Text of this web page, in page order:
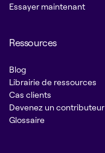
Essayer maintenant
Ressources
Blog
Librairie de ressources
Cas clients
Devenez un contributeur
Glossaire